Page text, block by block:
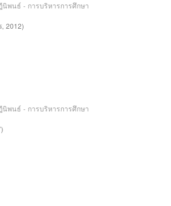
นิพนธ์ - การบริหารการศึกษา
,2012)
นิพนธ์ - การบริหารการศึกษา
)